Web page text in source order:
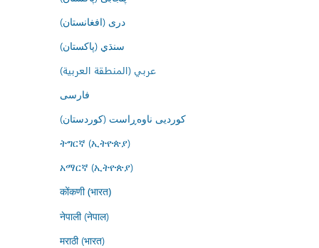
درى (افغانستان)
سنڌي (پاکستان)
عربي (المنطقة العربية)
فارسى
کوردیی ناوەڕاست (کوردستان)
ትግርኛ (ኢትዮጵያ)
አማርኛ (ኢትዮጵያ)
कोंकणी (भारत)
नेपाली (नेपाल)
मराठी (भारत)